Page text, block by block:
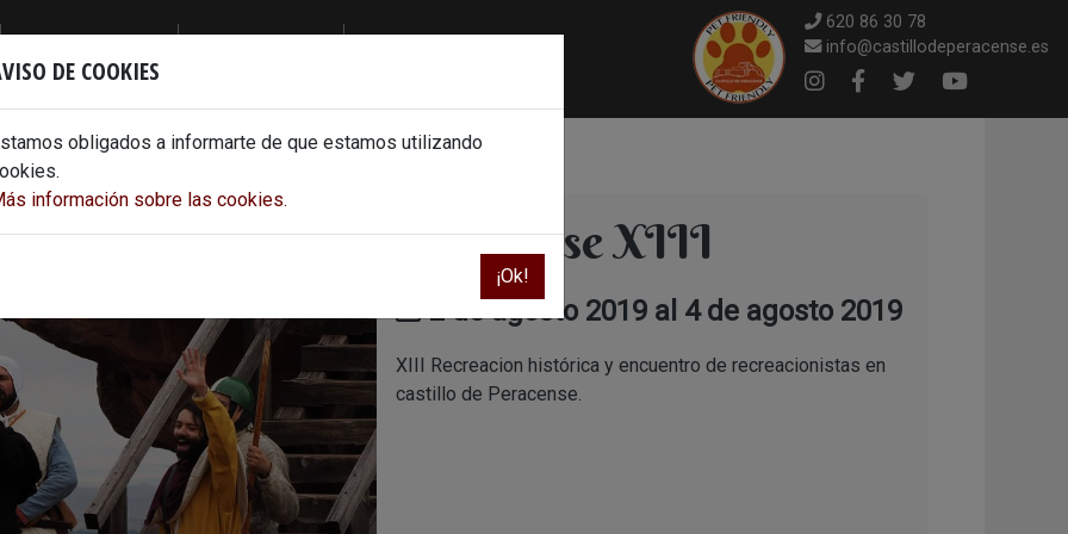
ACTIVIDADES Y EVENTOS
COMUNICACIÓN
620 86 30 78
info@castillodeperacense.es
Instagram
Facebook
TwitterYoutube
Peracense XIII
2 de agosto 2019 al 4 de agosto 2019
XIII Recreacion histórica y encuentro de recreacionistas en
castillo de Peracense.
DE COOKIES
obligados a informarte de que estamos utilizando
información sobre las cookies.
¡Ok!